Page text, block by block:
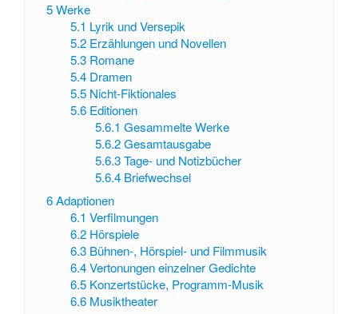
5Werke
5.1 Lyrik und Versepik
5.2 Erzählungen und Novellen
5.3 Romane
5.4 Dramen
5.5 Nicht-Fiktionales
5.6 Editionen
5.6.1 Gesammelte Werke
5.6.2 Gesamtausgabe
5.6.3 Tage- und Notizbücher
5.6.4 Briefwechsel
6Adaptionen
6.1 Verfilmungen
6.2 Hörspiele
6.3 Bühnen-, Hörspiel- und Filmmusik
6.4 Vertonungen einzelner Gedichte
6.5 Konzertstücke, Programm-Musik
6.6 Musiktheater